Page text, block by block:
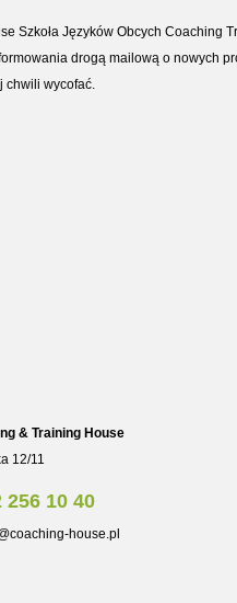
Szkoła Języków Obcych Coaching
drogą mailową o nowych
chwili wycofać.
& Training House
12/11
256 10 40
house.pl